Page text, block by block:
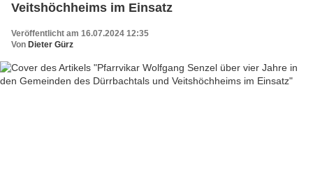
Veitshöchheims im Einsatz
Veröffentlicht am 16.07.2024 12:35
Von Dieter Gürz